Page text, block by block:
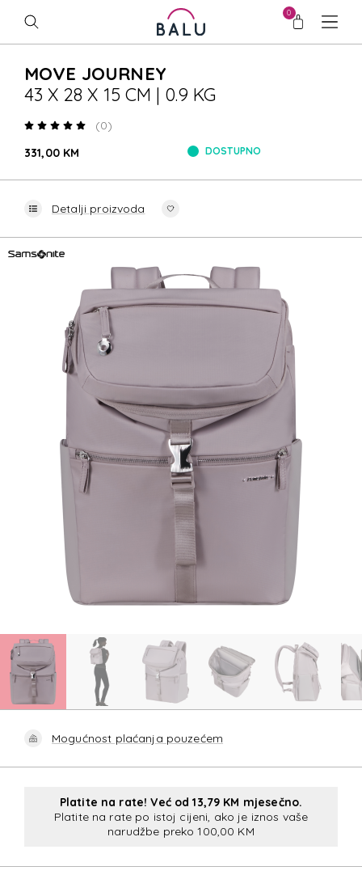
0
MOVE JOURNEY
43 X 28 X 15 CM | 0.9 KG
(0)
331,00 KM
DOSTUPNO
Detalji proizvoda
Mogućnost plaćanja pouzećem
Platite na rate! Već od 13,79 KM mjesečno.
Platite na rate po istoj cijeni, ako je iznos vaše
narudžbe preko 100,00 KM